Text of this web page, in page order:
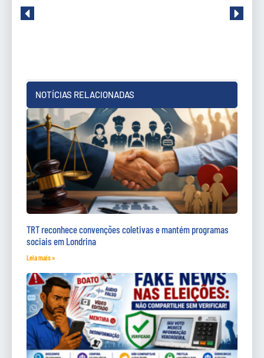
NOTÍCIAS RELACIONADAS
TRT reconhece convenções coletivas e mantém programas
sociais em Londrina
Leia mais »